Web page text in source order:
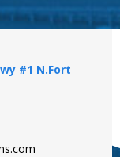
#1 N.Fort